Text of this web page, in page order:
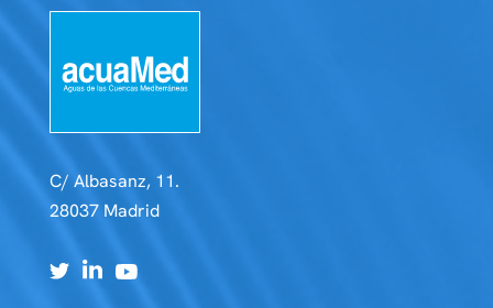
C/ Albasanz, 11.
28037 Madrid